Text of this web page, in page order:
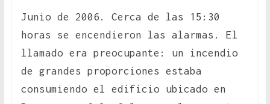
Junio de 2006. Cerca de las 15:30
horas se encendieron las alarmas. El
llamado era preocupante: un incendio
de grandes proporciones estaba
consumiendo el edificio ubicado en